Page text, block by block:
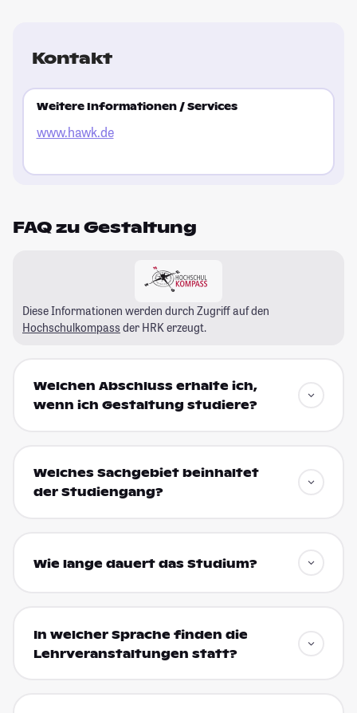
Kontakt
Weitere Informationen / Services
www.hawk.de
FAQ zu Gestaltung
Diese Informationen werden durch Zugriff auf den
Hochschulkompass der HRK erzeugt.
Welchen Abschluss erhalte ich,
wenn ich Gestaltung studiere?
Welches Sachgebiet beinhaltet
der Studiengang?
Wie lange dauert das Studium?
In welcher Sprache finden die
Lehrveranstaltungen statt?